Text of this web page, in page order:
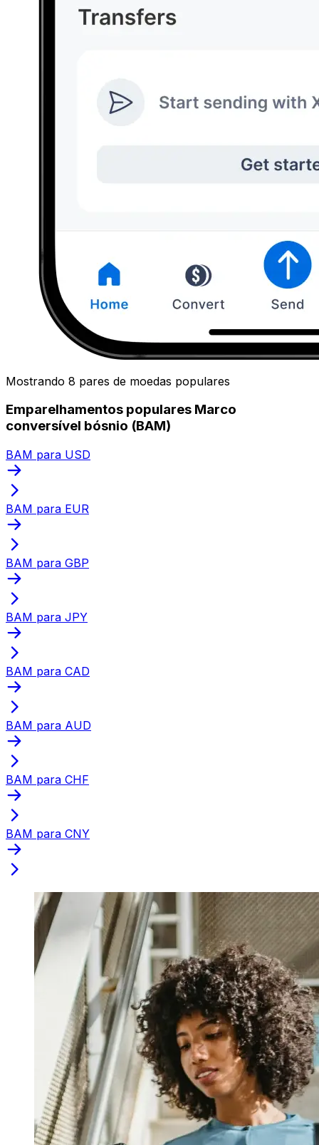
Mostrando 8 pares de moedas populares
Emparelhamentos populares Marco
conversível bósnio (BAM)
BAM para USD
BAM para EUR
BAM para GBP
BAM para JPY
BAM para CAD
BAM para AUD
BAM para CHF
BAM para CNY